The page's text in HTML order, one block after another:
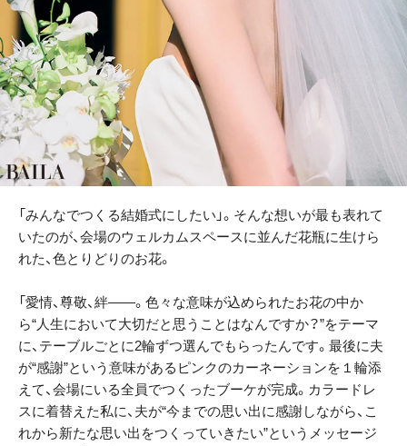
「みんなでつくる結婚式にしたい」。そんな想いが最も表れて
いたのが、会場のウェルカムスペースに並んだ花瓶に生けら
れた、色とりどりのお花。
「愛情、尊敬、絆――。色々な意味が込められたお花の中か
ら“人生において大切だと思うことはなんですか？”をテーマ
に、テーブルごとに2輪ずつ選んでもらったんです。最後に夫
が“感謝”という意味があるピンクのカーネーションを１輪添
えて、会場にいる全員でつくったブーケが完成。カラードレ
スに着替えた私に、夫が“今までの思い出に感謝しながら、こ
れから新たな思い出をつくっていきたい”というメッセージ